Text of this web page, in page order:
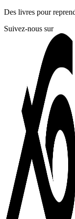
Skip
content
Des livres pour
Suivez-nous sur